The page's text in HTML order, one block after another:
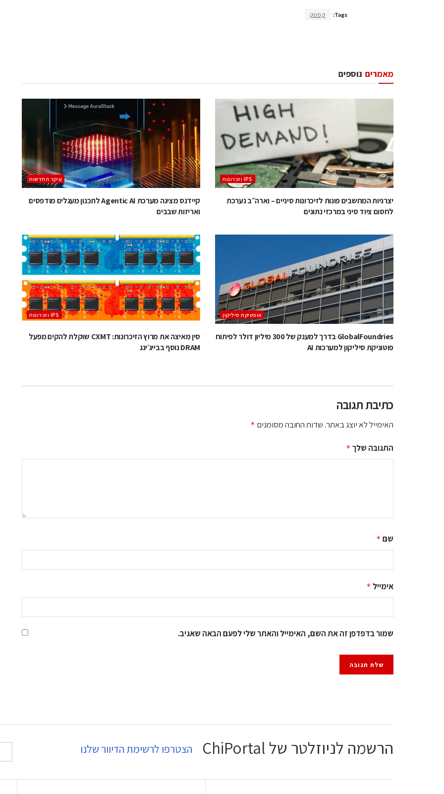
Tags: קמטק
נוספים מאמרים
יצרניות המחשבים פונות לזיכרונות סיניים – וארה״ב נערכת
לחסום ציוד סיני במרכזי נתונים
עיקר החדשות
קיידנס מציגה מערכת Agentic AI לתכנון מעגלים מודפסים
ואריזות שבבים
אופטיקת סיליקון
GlobalFoundries בדרך למענק של 300 מיליון דולר לפיתוח
פוטוניקת סיליקון למערכות AI
סין מאיצה את מרוץ הזיכרונות: CXMT שוקלת להקים מפעל
DRAM נוסף בבייג׳ינג
כתיבת תגובה
האימייל לא יוצג באתר.שדות החובה מסומנים *
התגובה שלך *
שם *
אימייל *
שמור בדפדפן זה את השם, האימייל והאתר שלי לפעם הבאה שאגיב.
הרשמה לניוזלטר של ChiPortal הצטרפו לרשימת הדיוור שלנו